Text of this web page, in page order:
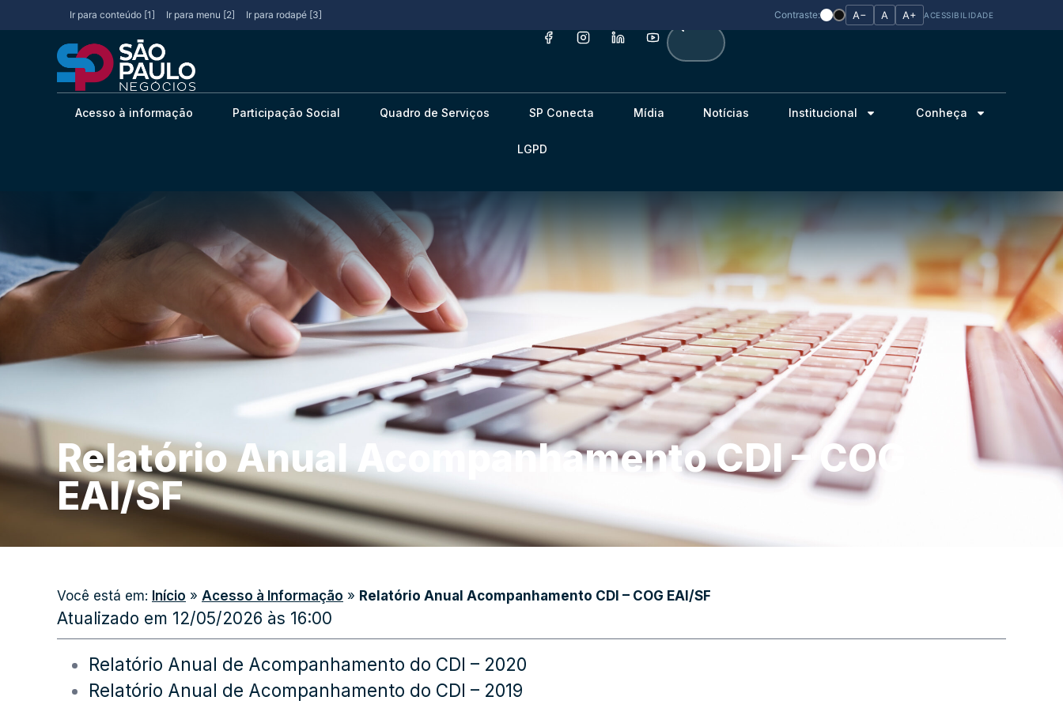
Ir para conteúdo [1] Ir para menu [2] Ir para rodapé [3] Contraste: A− A A+ ACESSIBILIDADE
Acesso à informação Participação Social Quadro de Serviços SP Conecta Mídia Notícias Institucional Conheça
LGPD
Relatório Anual Acompanhamento CDI – COG
EAI/SF
Você está em: Início » Acesso à Informação » Relatório Anual Acompanhamento CDI – COG EAI/SF
Atualizado em 12/05/2026 às 16:00
Relatório Anual de Acompanhamento do CDI – 2020
Relatório Anual de Acompanhamento do CDI – 2019